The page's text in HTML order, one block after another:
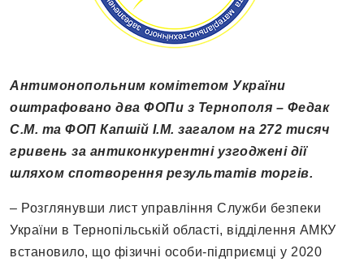
Антимонопольним комітетом України
оштрафовано два ФОПи з Тернополя – Федак
С.М. та ФОП Капшій І.М. загалом на 272 тисяч
гривень за антиконкурентні узгоджені дії
шляхом спотворення результатів торгів.
– Розглянувши лист управління Служби безпеки
України в Тернопільській області, відділення АМКУ
встановило, що фізичні особи-підприємці у 2020